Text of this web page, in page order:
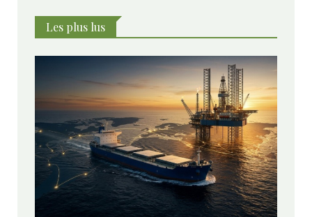
avant la fin de la saison.
Les plus lus